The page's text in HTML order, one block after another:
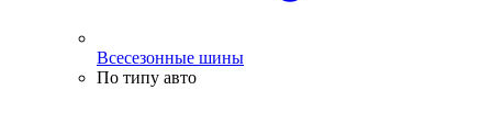
Всесезонные шины
По типу авто